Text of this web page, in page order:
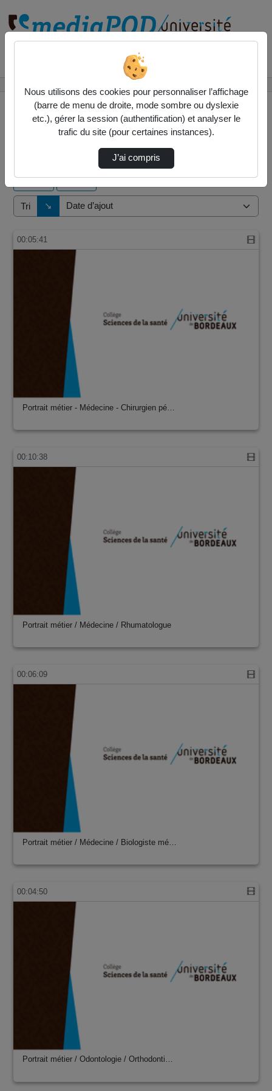
10 vidéos trouvées
Tri ↘
Direction de tri
00:05:41
Portrait métier - Médecine - Chirurgien pé…
00:10:38
Portrait métier / Médecine / Rhumatologue
00:06:09
Portrait métier / Médecine / Biologiste mé…
00:04:50
Portrait métier / Odontologie / Orthodonti…
Nous utilisons des cookies pour personnaliser l’affichage
(barre de menu de droite, mode sombre ou dyslexie
etc.), gérer la session (authentification) et analyser le
trafic du site (pour certaines instances).
J’ai compris